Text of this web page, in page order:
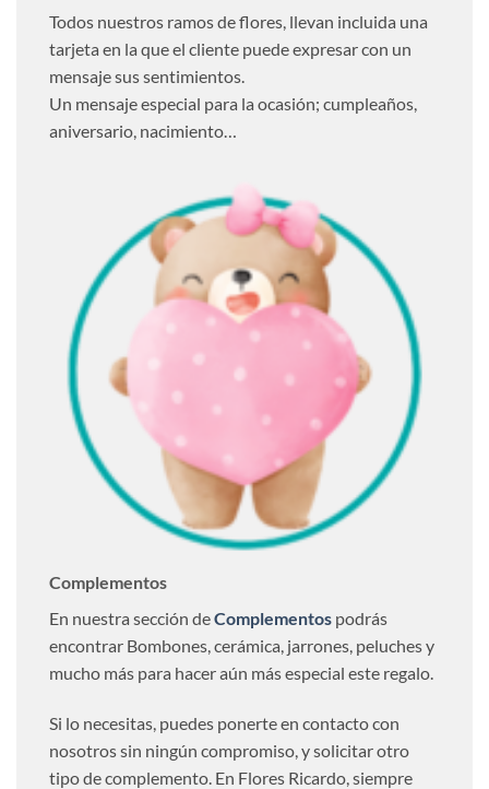
Todos nuestros ramos de flores, llevan incluida una
tarjeta en la que el cliente puede expresar con un
mensaje sus sentimientos.
Un mensaje especial para la ocasión; cumpleaños,
aniversario, nacimiento…
Complementos
En nuestra sección deComplementos podrás
encontrar Bombones, cerámica, jarrones, peluches y
mucho más para hacer aún más especial este regalo.
Si lo necesitas, puedes ponerte en contacto con
nosotros sin ningún compromiso, y solicitar otro
tipo de complemento. En Flores Ricardo, siempre